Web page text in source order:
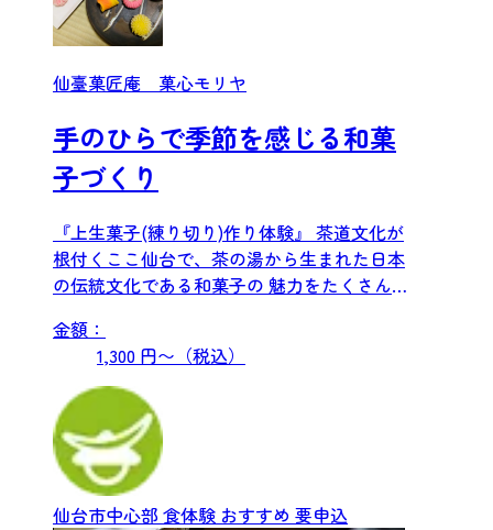
仙臺菓匠庵 菓心モリヤ
手のひらで季節を感じる和菓
子づくり
『上生菓子(練り切り)作り体験』 茶道文化が
根付くここ仙台で、茶の湯から生まれた日本
の伝統文化である和菓子の 魅力をたくさんの
金額：
1,300 円〜（税込）
仙台市中心部 食体験 おすすめ 要申込